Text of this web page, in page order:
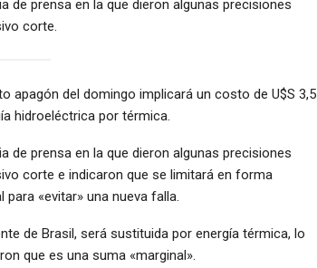
de prensa en la que dieron algunas precisiones
corte.
apagón del domingo implicará un costo de U$S 3,5
hidroeléctrica por térmica.
de prensa en la que dieron algunas precisiones
corte e indicaron que se limitará en forma
«evitar» una nueva falla.
de Brasil, será sustituida por energía térmica, lo
que es una suma «marginal».